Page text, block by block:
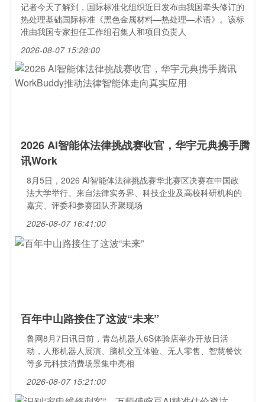
记者今天了解到，国际标准化组织近日发布由我国牵头修订的
热处理基础国际标准《黑色金属材料—热处理—术语》。该标
准由我国专家担任工作组召集人和项目负责人
2026-08-07 15:28:00
2026 AI智能体法律挑战赛收官，华宇元典携手腾
讯Work
8月5日，2026 AI智能体法律挑战赛华北赛区决赛在中国政
法大学举行。来自法律实务界、科技企业及高校科研机构的
嘉宾、评委和参赛团队齐聚现场
2026-08-07 16:41:00
百年中山路接住了这波“未来”
鲁网8月7日讯日前，青岛机器人6S体验店举办开放日活
动，人形机器人展演、脑机交互体验、无人零售、智慧餐饮
等多元科技消费场景集中亮相
2026-08-07 15:21:00